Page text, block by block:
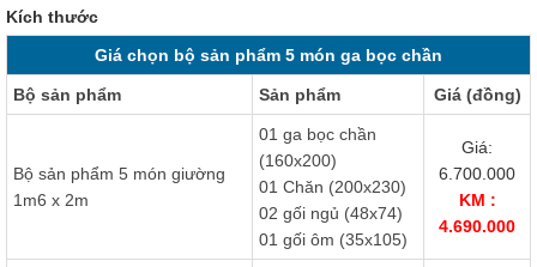
Kích thước
Giá chọn bộ sản phẩm 5 món ga bọc chần
Bộ sản phẩm Sản phẩm Giá (đồng)
Bộ sản phẩm 5 món giường
1m6 x 2m
01 ga bọc chần
(160x200)
01 Chăn (200x230)
02 gối ngủ (48x74)
01 gối ôm (35x105)
Giá:
6.700.000
KM :
4.690.000